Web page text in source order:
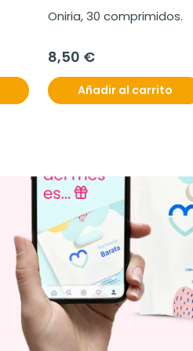
Oniria, 30 comprimidos.
8,50 €
Añadir al carrito